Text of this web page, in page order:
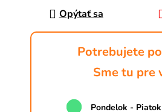
Opýtať sa
Potrebujete
Sme tu pre
Pondelok -